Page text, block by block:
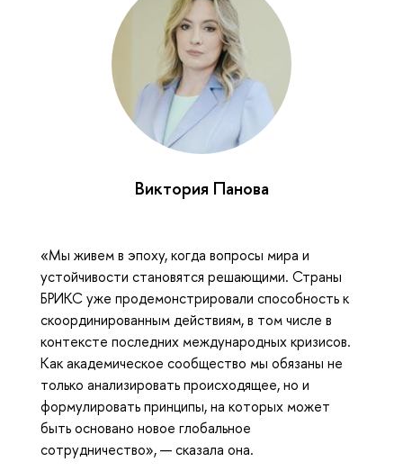
Виктория Панова
«Мы живем в эпоху, когда вопросы мира и
устойчивости становятся решающими. Страны
БРИКС уже продемонстрировали способность к
скоординированным действиям, в том числе в
контексте последних международных кризисов.
Как академическое сообщество мы обязаны не
только анализировать происходящее, но и
формулировать принципы, на которых может
быть основано новое глобальное
сотрудничество», — сказала она.